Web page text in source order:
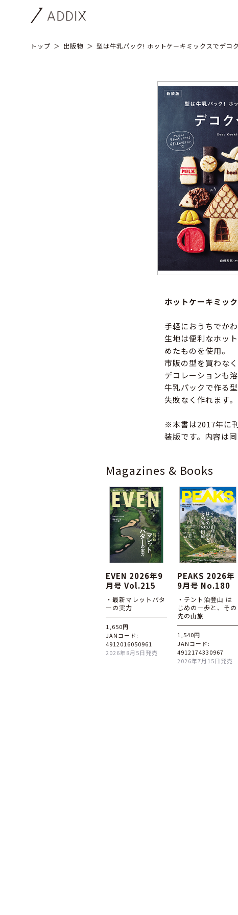
トップ 出版物 型は牛乳パック! ホットケーキミックスでデ
ホットケーキミッ
手軽におうちでか
生地は便利なホッ
めたものを使用。
市販の型を買わな
デコレーションも
牛乳パックで作る
失敗なく作れます。
※本書は2017年に
装版です。内容は
Magazines & Books
EVEN 2026年9
月号 Vol.215
・最新マレットパタ
ーの実力
1,650円
JANコード:
4912016050961
2026年8月5日発売
PEAKS 2026年
9月号 No.180
・テント泊登山 は
じめの一歩と、その
先の山旅
1,540円
JANコード:
4912174330967
2026年7月15日発売